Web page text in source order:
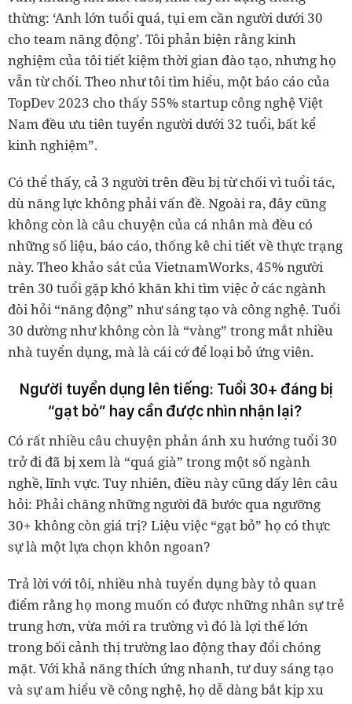
thừng: ‘Anh lớn tuổi quá, tụi em cần người dưới 30
cho team năng động’. Tôi phản biện rằng kinh
nghiệm của tôi tiết kiệm thời gian đào tạo, nhưng họ
vẫn từ chối. Theo như tôi tìm hiểu, một báo cáo của
TopDev 2023 cho thấy 55% startup công nghệ Việt
Nam đều ưu tiên tuyển người dưới 32 tuổi, bất kể
kinh nghiệm”.
Có thể thấy, cả 3 người trên đều bị từ chối vì tuổi tác,
dù năng lực không phải vấn đề. Ngoài ra, đây cũng
không còn là câu chuyện của cá nhân mà đều có
những số liệu, báo cáo, thống kê chi tiết về thực trạng
này. Theo khảo sát của VietnamWorks, 45% người
trên 30 tuổi gặp khó khăn khi tìm việc ở các ngành
đòi hỏi “năng động” như sáng tạo và công nghệ. Tuổi
30 dường như không còn là “vàng” trong mắt nhiều
nhà tuyển dụng, mà là cái cớ để loại bỏ ứng viên.
Người tuyển dụng lên tiếng: Tuổi 30+ đáng bị
“gạt bỏ” hay cần được nhìn nhận lại?
Có rất nhiều câu chuyện phản ánh xu hướng tuổi 30
trở đi đã bị xem là “quá già” trong một số ngành
nghề, lĩnh vực. Tuy nhiên, điều này cũng dấy lên câu
hỏi: Phải chăng những người đã bước qua ngưỡng
30+ không còn giá trị? Liệu việc “gạt bỏ” họ có thực
sự là một lựa chọn khôn ngoan?
Trả lời với tôi, nhiều nhà tuyển dụng bày tỏ quan
điểm rằng họ mong muốn có được những nhân sự trẻ
trung hơn, vừa mới ra trường vì đó là lợi thế lớn
trong bối cảnh thị trường lao động thay đổi chóng
mặt. Với khả năng thích ứng nhanh, tư duy sáng tạo
và sự am hiểu về công nghệ, họ dễ dàng bắt kịp xu